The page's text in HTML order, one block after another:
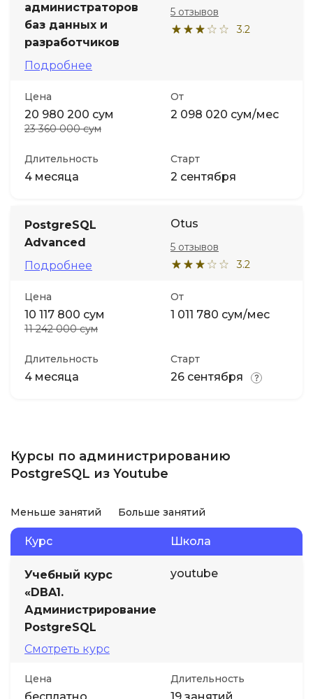
администраторов
баз данных и
разработчиков
Подробнее
3.2
5 отзывов
Цена
20 980 200 сум
23 360 000 сум
От
2 098 020 сум/мес
Длительность
4 месяца
Старт
2 сентября
PostgreSQL
Advanced
Подробнее
Otus
3.2
5 отзывов
Цена
10 117 800 сум
11 242 000 сум
От
1 011 780 сум/мес
Длительность
4 месяца
Старт
26 сентября
Курсы по администрированию
PostgreSQL из Youtube
Меньше занятий Больше занятий
Курс Школа
Учебный курс
«DBA1.
Администрирование
PostgreSQL
Смотреть курс
youtube
Цена Длительность